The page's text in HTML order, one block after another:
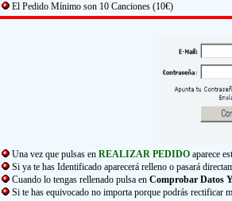
El Pedido Mínimo son 10 Canciones (10€)
Una vez que pulsas en REALIZAR PEDIDO aparece
Si ya te has Identificado aparecerá relleno o pasará
Cuando lo tengas rellenado pulsa en Comprobar Datos
Si te has equivocado no importa porque podrás rectificar